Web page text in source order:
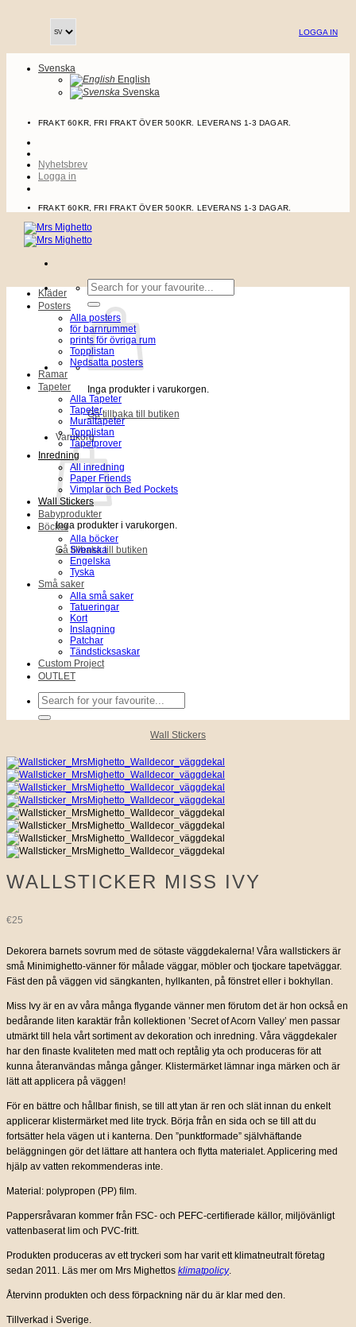
LOGGA IN
Svenska
English
Svenska
FRAKT 60KR, FRI FRAKT ÖVER 500KR. LEVERANS 1-3 DAGAR.
Nyhetsbrev
Logga in
FRAKT 60KR, FRI FRAKT ÖVER 500KR. LEVERANS 1-3 DAGAR.
Sök
efter:
Inga produkter i varukorgen.
Gå tillbaka till butiken
Varukorg
Inga produkter i varukorgen.
Gå tillbaka till butiken
Kläder
Posters
Alla posters
för barnrummet
prints för övriga rum
Topplistan
Nedsatta posters
Ramar
Tapeter
Alla Tapeter
Tapeter
Muraltapeter
Topplistan
Tapetprover
Inredning
All inredning
Paper Friends
Vimplar och Bed Pockets
Wall Stickers
Babyprodukter
Böcker
Alla böcker
Svenska
Engelska
Tyska
Små saker
Alla små saker
Tatueringar
Kort
Inslagning
Patchar
Tändsticksaskar
Custom Project
OUTLET
Sök
efter:
Wall Stickers
WALLSTICKER MISS IVY
€25
Dekorera barnets sovrum med de sötaste väggdekalerna! Våra wallstickers är
små Minimighetto-vänner för målade väggar, möbler och tjockare tapetväggar.
Fäst den på väggen vid sängkanten, hyllkanten, på fönstret eller i bokhyllan.
Miss Ivy är en av våra många flygande vänner men förutom det är hon också en
bedårande liten karaktär från kollektionen ’Secret of Acorn Valley’ men passar
utmärkt till hela vårt sortiment av dekoration och inredning. Våra väggdekaler
har den finaste kvaliteten med matt och reptålig yta och produceras för att
kunna återanvändas många gånger. Klistermärket lämnar inga märken och är
lätt att applicera på väggen!
För en bättre och hållbar finish, se till att ytan är ren och slät innan du enkelt
applicerar klistermärket med lite tryck. Börja från en sida och se till att du
fortsätter hela vägen ut i kanterna. Den ”punktformade” självhäftande
beläggningen gör det lättare att hantera och flytta materialet. Applicering med
hjälp av vatten rekommenderas inte.
Material: polypropen (PP) film.
Pappersråvaran kommer från FSC- och PEFC-certifierade källor, miljövänligt
vattenbaserat lim och PVC-fritt.
Produkten produceras av ett tryckeri som har varit ett klimatneutralt företag
sedan 2011. Läs mer om Mrs Mighettos klimatpolicy.
Återvinn produkten och dess förpackning när du är klar med den.
Tillverkad i Sverige.